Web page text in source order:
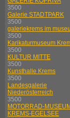
3500
Galerie STADTPARK
3500
galeriekrems im
3500
Karikaturmuseum
3500
KULTUR MITTE
3500
Kunsthalle Krems
3500
Landesgalerie
Niederösterreich
3500
MOTORRAD-MUSEUM
KREMS-EGELSEE